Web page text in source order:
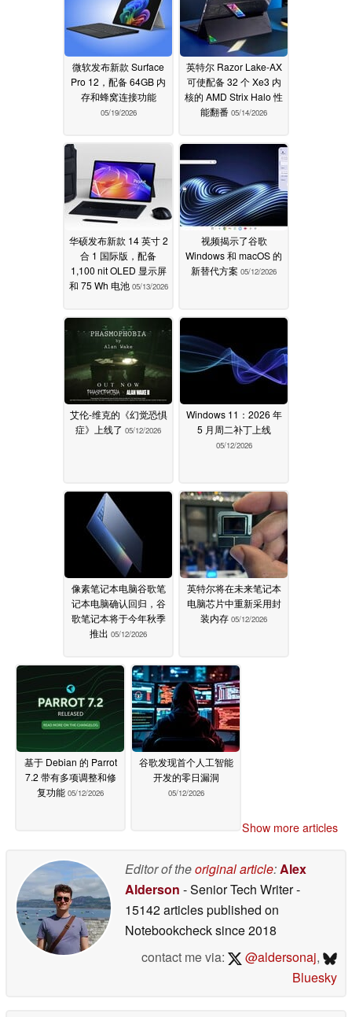
微软发布新款 Surface
Pro 12，配备 64GB 内
存和蜂窝连接功能
05/19/2026
英特尔 Razor Lake-AX
可使配备 32 个 Xe3 内
核的 AMD Strix Halo 性
能翻番 05/14/2026
华硕发布新款 14 英寸 2
合 1 国际版，配备
1,100 nit OLED 显示屏
和 75 Wh 电池 05/13/2026
视频揭示了谷歌
Windows 和 macOS 的
新替代方案 05/12/2026
艾伦-维克的《幻觉恐惧
症》上线了 05/12/2026
Windows 11：2026 年
5 月周二补丁上线
05/12/2026
像素笔记本电脑谷歌笔
记本电脑确认回归，谷
歌笔记本将于今年秋季
推出 05/12/2026
英特尔将在未来笔记本
电脑芯片中重新采用封
装内存 05/12/2026
基于 Debian 的 Parrot
7.2 带有多项调整和修
复功能 05/12/2026
谷歌发现首个人工智能
开发的零日漏洞
05/12/2026
Show more articles
Editor of theoriginal article:Alex
Alderson - Senior Tech Writer-
15142 articles published on
Notebookchecksince 2018
contact me via:
@aldersonaj,
Bluesky